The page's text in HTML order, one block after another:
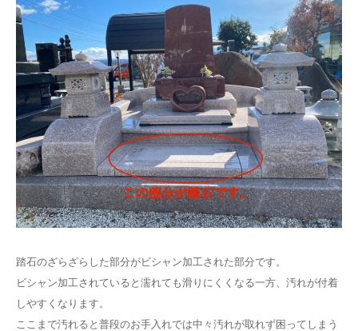
踏石のざらざらした部分がビシャン加工された部分です。
ビシャン加工されていると濡れても滑りにくくなる一方、汚れが付着
しやすくなります。
ここまで汚れると普段のお手入れでは中々汚れが取れず困ってしまう